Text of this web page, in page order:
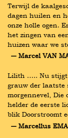
Terwijl de
dagen huilen en
onze holle ogen.
het zingen van
huizen waar we
― Marcel VAN
Lilith ….. Nu stijgt
grauw der laatste
morgennevel, Die
helder de eerste
blik Doorstroomt
― Marcellus